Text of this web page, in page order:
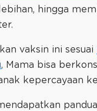
hingga
vaksin ini sesuai
, Mama bisa
kepercayaan